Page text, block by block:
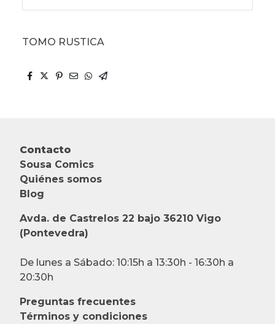
TOMO RUSTICA
Contacto
Sousa Comics
Quiénes somos
Blog
Avda. de Castrelos 22 bajo 36210 Vigo
(Pontevedra)
De lunes a Sábado: 10:15h a 13:30h - 16:30h a
20:30h
Preguntas frecuentes
Términos y condiciones